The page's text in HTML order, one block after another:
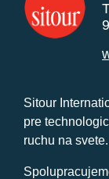
Sitour
pre
ruchu na svete.